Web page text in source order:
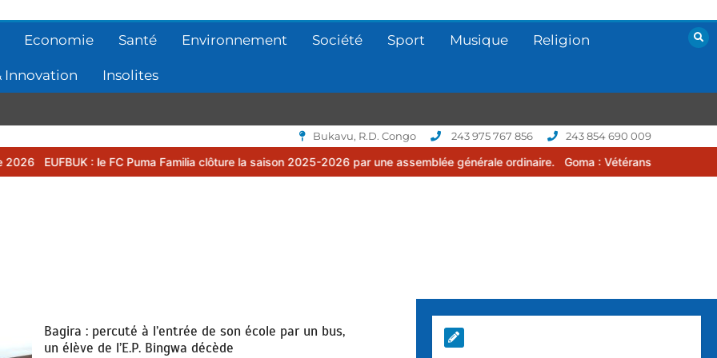
Economie Santé Environnement Société Sport Musique Religion
Innovation Insolites
Bukavu, R.D. Congo 243 975 767 856 243 854 690 009
le FC Puma Familia clôture la saison 2025-2026 par une assemblée générale ordinaire. Goma : Vétérans Cup 2026 -2027, une
Bagira : percuté à l’entrée de son école par un bus,
un élève de l’E.P. Bingwa décède